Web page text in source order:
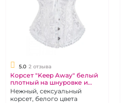
5.0 2 отзыва
Корсет "Keep Away" белый
плотный на шнуровке и
стринги размер S 40
Нежный, сексуальный
корсет, белого цвета